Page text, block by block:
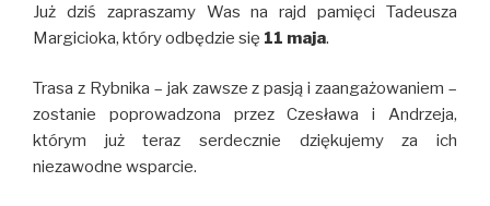
Już dziś zapraszamy Was na rajd pamięci Tadeusza
Margicioka, który odbędzie się 11 maja.
Trasa z Rybnika – jak zawsze z pasją i zaangażowaniem –
zostanie poprowadzona przez Czesława i Andrzeja,
którym już teraz serdecznie dziękujemy za ich
niezawodne wsparcie.